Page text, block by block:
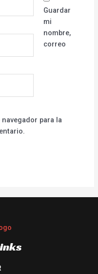
Guardar
mi
nombre,
correo
para la